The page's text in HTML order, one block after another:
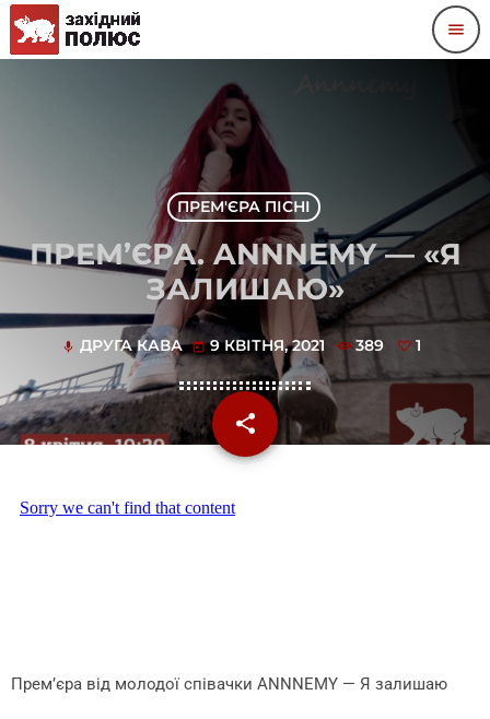
menu
ПРЕМ'ЄРА ПІСНІ
ПРЕМ’ЄРА. ANNNEMY — «Я
ЗАЛИШАЮ»
mic ДРУГА КАВА today 9 КВІТНЯ, 2021 389 1
share
email
Прем’єра від молодої співачки ANNNEMY — Я залишаю